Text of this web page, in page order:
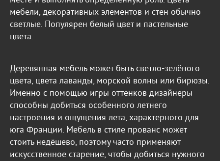
мебели, декоративных элементов и стен обычно
светлые. Популярен белый цвет и пастельные
цвета.
Деревянная мебель может быть светло-зелёного
цвета, цвета лаванды, морской волны или бирюзы.
Именно с помощью игры оттенков дизайнеры
способны добиться особенного летнего
настроения и ощущения лета, характерного для
юга Франции. Мебель в стиле прованс может
стоить недёшево, поэтому часто применяют
искусственное старение, чтобы добиться нужного